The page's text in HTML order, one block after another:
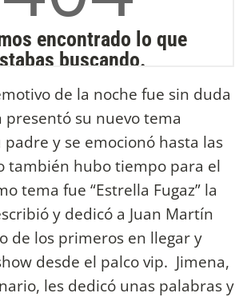
de la noche fue sin duda
presentó su nuevo tema
padre y se emocionó hasta las
también hubo tiempo para el
tema fue “Estrella Fugaz” la
y dedicó a Juan Martín
de los primeros en llegar y
desde el palco vip. Jimena,
les dedicó unas palabras y